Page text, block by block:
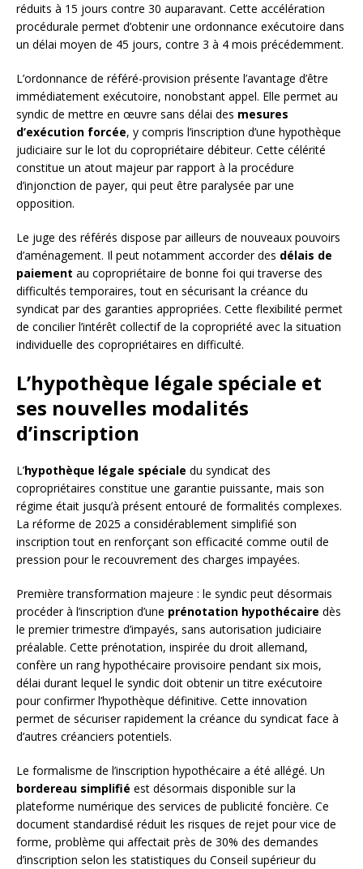
réduits à 15 jours contre 30 auparavant. Cette accélération
procédurale permet d’obtenir une ordonnance exécutoire dans
un délai moyen de 45 jours, contre 3 à 4 mois précédemment.
L’ordonnance de référé-provision présente l’avantage d’être
immédiatement exécutoire, nonobstant appel. Elle permet au
syndic de mettre en œuvre sans délai des mesures
d’exécution forcée, y compris l’inscription d’une hypothèque
judiciaire sur le lot du copropriétaire débiteur. Cette célérité
constitue un atout majeur par rapport à la procédure
d’injonction de payer, qui peut être paralysée par une
opposition.
Le juge des référés dispose par ailleurs de nouveaux pouvoirs
d’aménagement. Il peut notamment accorder des délais de
paiement au copropriétaire de bonne foi qui traverse des
difficultés temporaires, tout en sécurisant la créance du
syndicat par des garanties appropriées. Cette flexibilité permet
de concilier l’intérêt collectif de la copropriété avec la situation
individuelle des copropriétaires en difficulté.
L’hypothèque légale spéciale et
ses nouvelles modalités
d’inscription
L’hypothèque légale spéciale du syndicat des
copropriétaires constitue une garantie puissante, mais son
régime était jusqu’à présent entouré de formalités complexes.
La réforme de 2025 a considérablement simplifié son
inscription tout en renforçant son efficacité comme outil de
pression pour le recouvrement des charges impayées.
Première transformation majeure : le syndic peut désormais
procéder à l’inscription d’une prénotation hypothécaire dès
le premier trimestre d’impayés, sans autorisation judiciaire
préalable. Cette prénotation, inspirée du droit allemand,
confère un rang hypothécaire provisoire pendant six mois,
délai durant lequel le syndic doit obtenir un titre exécutoire
pour confirmer l’hypothèque définitive. Cette innovation
permet de sécuriser rapidement la créance du syndicat face à
d’autres créanciers potentiels.
Le formalisme de l’inscription hypothécaire a été allégé. Un
bordereau simplifié est désormais disponible sur la
plateforme numérique des services de publicité foncière. Ce
document standardisé réduit les risques de rejet pour vice de
forme, problème qui affectait près de 30% des demandes
d’inscription selon les statistiques du Conseil supérieur du